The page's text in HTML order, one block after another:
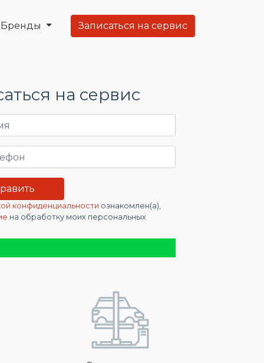
Бренды Записаться на сервис
на сервис
конфиденциальности ознакомлен(а),
на обработку моих персональных